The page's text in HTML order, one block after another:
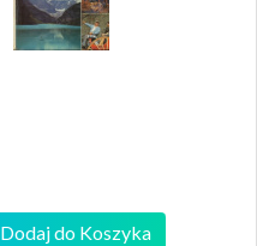
Dodaj do Koszyka